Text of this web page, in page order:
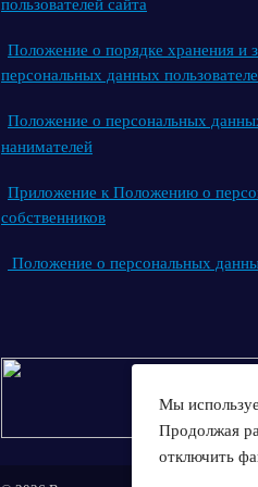
пользователей сайта
Положение о порядке хранения и
персональных данных
Положение о персональных
нанимателей
Приложение к Положению о
собственников
Положение о персональных
Мы
Продолжая
отключить